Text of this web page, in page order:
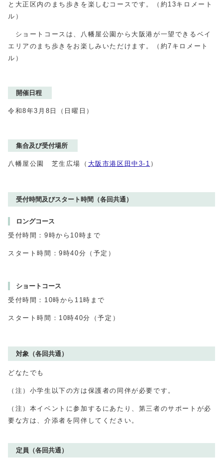
と大正区内のまち歩きを楽しむコースです。（約13キロメート
ル）
ショートコースは、八幡屋公園から大阪港が一望できるベイ
エリアのまち歩きをお楽しみいただけます。（約7キロメート
ル）
開催日程
令和8年3月8日（日曜日）
集合及び受付場所
八幡屋公園 芝生広場（ 大阪市港区田中3-1 ）
受付時間及びスタート時間（各回共通）
ロングコース
受付時間：9時から10時まで
スタート時間：9時40分（予定）
ショートコース
受付時間：10時から11時まで
スタート時間：10時40分（予定）
対象（各回共通）
どなたでも
（注）小学生以下の方は保護者の同伴が必要です。
（注）本イベントに参加するにあたり、第三者のサポートが必
要な方は、介添者を同伴してください。
定員（各回共通）